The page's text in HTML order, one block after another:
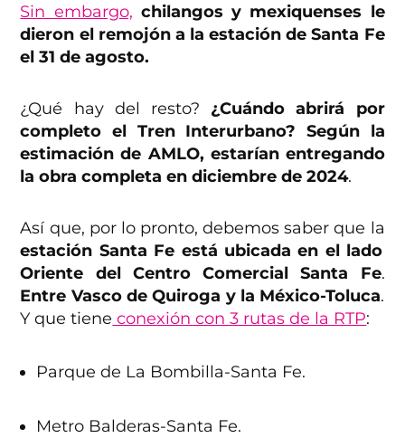
Sin embargo, chilangos y mexiquenses le
dieron el remojón a la estación de Santa Fe
el 31 de agosto.
¿Qué hay del resto? ¿Cuándo abrirá por
completo el Tren Interurbano? Según la
estimación de AMLO, estarían entregando
la obra completa en diciembre de 2024.
Así que, por lo pronto, debemos saber que la
estación Santa Fe está ubicada en el lado
Oriente del Centro Comercial Santa Fe.
Entre Vasco de Quiroga y la México-Toluca.
Y que tiene conexión con 3 rutas de la RTP:
Parque de La Bombilla-Santa Fe.
Metro Balderas-Santa Fe.